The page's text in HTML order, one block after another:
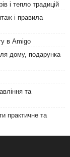
і тепло традицій
і правила
в Amigo
дому, подарунка
та
практичне та